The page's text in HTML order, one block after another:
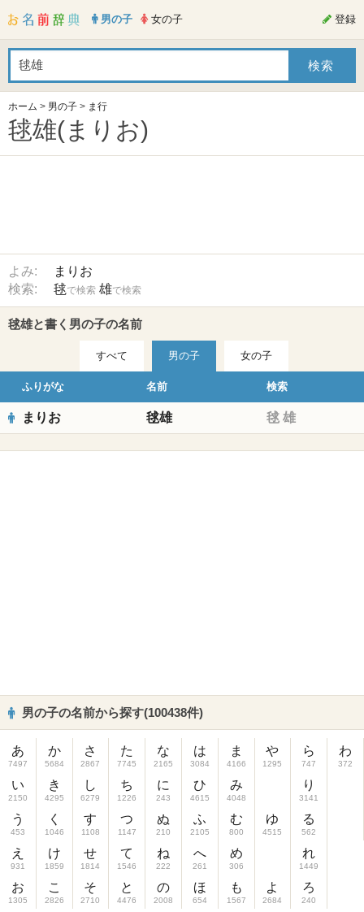
男の子 女の子 登録
ホーム > 男の子 > ま行
毬雄(まりお)
よみ:
まりお
検索:
毬で検索 雄で検索
毬雄と書く男の子の名前
すべて 男の子 女の子
ふりがな 名前 検索
まりお 毬雄 毬 雄
男の子の名前から探す(100438件)
あ
7497
い
2150
う
453
え
931
お
1305
か
5684
き
4295
く
1046
け
1859
こ
2826
さ
2867
し
6279
す
1108
せ
1814
そ
2710
た
7745
ち
1226
つ
1147
て
1546
と
4476
な
2165
に
243
ぬ
210
ね
222
の
2008
は
3084
ひ
4615
ふ
2105
へ
261
ほ
654
ま
4166
み
4048
む
800
め
306
も
1567
や
1295
ゆ
4515
よ
2684
ら
747
り
3141
る
562
れ
1449
ろ
240
わ
372